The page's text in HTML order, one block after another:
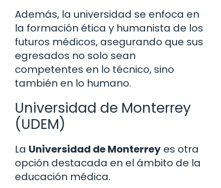
Además, la universidad se enfoca en
la formación ética y humanista de los
futuros médicos, asegurando que sus
egresados no solo sean
competentes en lo técnico, sino
también en lo humano.
Universidad de Monterrey
(UDEM)
La Universidad de Monterrey es otra
opción destacada en el ámbito de la
educación médica.